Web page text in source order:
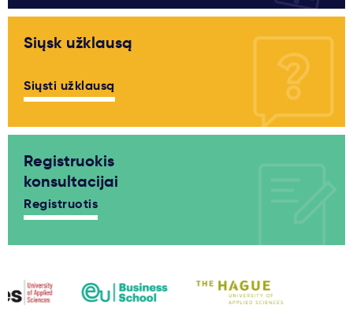
Siųsk užklausą
Siųsti užklausą
Registruokis
konsultacijai
Registruotis